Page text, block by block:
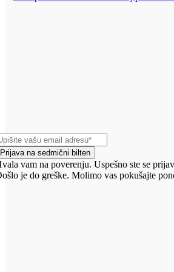
Prijava na sedmični bilten
vam na poverenju. Uspešno ste se
je do greške. Molimo vas pokušajte